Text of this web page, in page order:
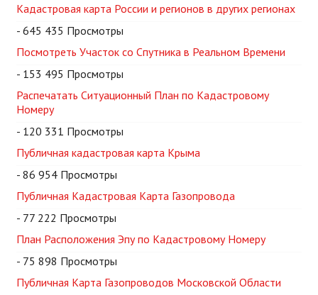
Кадастровая карта России и регионов в других регионах
- 645 435 Просмотры
Посмотреть Участок со Спутника в Реальном Времени
- 153 495 Просмотры
Распечатать Ситуационный План по Кадастровому
Номеру
- 120 331 Просмотры
Публичная кадастровая карта Крыма
- 86 954 Просмотры
Публичная Кадастровая Карта Газопровода
- 77 222 Просмотры
План Расположения Эпу по Кадастровому Номеру
- 75 898 Просмотры
Публичная Карта Газопроводов Московской Области